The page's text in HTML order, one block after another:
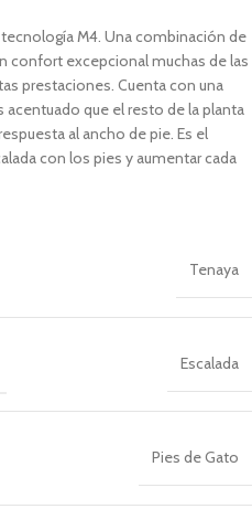
M4. Una combinación de
confort excepcional muchas de las
prestaciones. Cuenta con una
que el resto de la planta
al ancho de pie. Es el
con los pies y aumentar cada
Tenaya
Escalada
Pies de Gato